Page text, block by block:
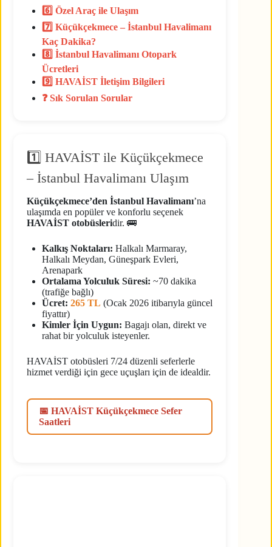
6️⃣ Özel Araç ile Ulaşım
7️⃣ Küçükçekmece – İstanbul Havalimanı
Kaç Dakika?
8️⃣ İstanbul Havalimanı Otopark
Ücretleri
9️⃣ HAVAİST İletişim Bilgileri
❓ Sık Sorulan Sorular
1️⃣ HAVAİST ile Küçükçekmece
– İstanbul Havalimanı Ulaşım
Küçükçekmece’den İstanbul Havalimanı’na
ulaşımda en popüler ve konforlu seçenek
HAVAİST otobüsleridir. 🚌
Kalkış Noktaları: Halkalı Marmaray,
Halkalı Meydan, Güneşpark Evleri,
Arenapark
Ortalama Yolculuk Süresi: ~70 dakika
(trafiğe bağlı)
Ücret: 265 TL (Ocak 2026 itibarıyla güncel
fiyattır)
Kimler İçin Uygun: Bagajı olan, direkt ve
rahat bir yolculuk isteyenler.
HAVAİST otobüsleri 7/24 düzenli seferlerle
hizmet verdiği için gece uçuşları için de idealdir.
📅 HAVAİST Küçükçekmece Sefer
Saatleri